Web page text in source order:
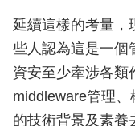
延續這樣的考量，
些人認為這是一個
資安至少牽涉各類
middleware管理
的技術背景及素養